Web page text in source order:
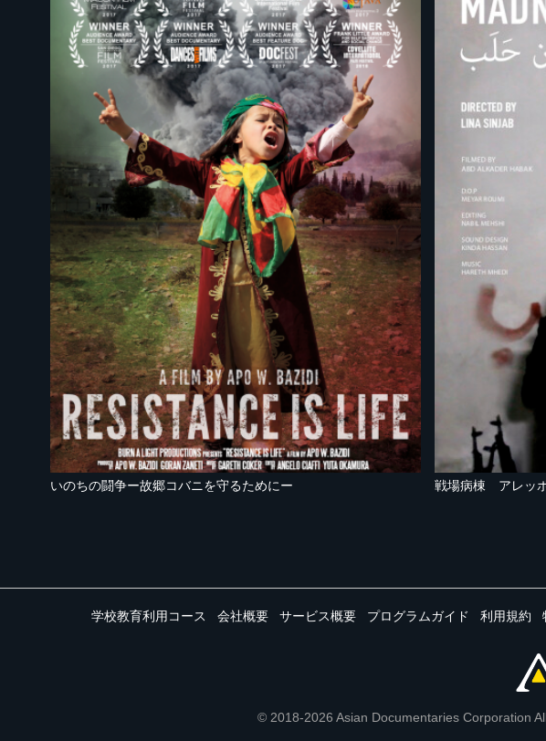
いのちの闘争ー故郷コバニを守るためにー 戦場病棟 アレッ
学校教育利用コース 会社概要 サービス概要 プログラムガイド 利用規約
© 2018-2026 Asian Documentaries Corporation